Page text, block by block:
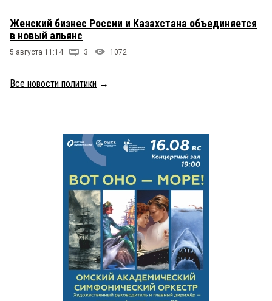
Женский бизнес России и Казахстана объединяется
в новый альянс
5 августа 11:14 3 1072
Все новости политики →